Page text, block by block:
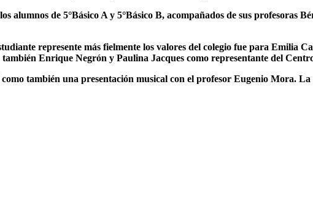
alumnos de 5°Básico A y 5°Básico B, acompañados de sus profesoras
represente más fielmente los valores del colegio fue para
Enrique Negrón y Paulina Jacques como representante del
como también una presentación musical con el profesor Eugenio Mora.